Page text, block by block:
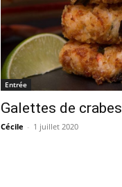
Entrée
Galettes de crabes
Cécile - 1 juillet 2020